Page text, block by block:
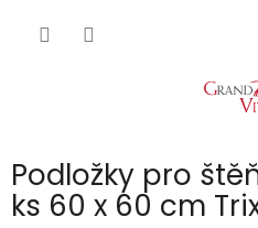
Podložky pro
ks 60 x 60 cm